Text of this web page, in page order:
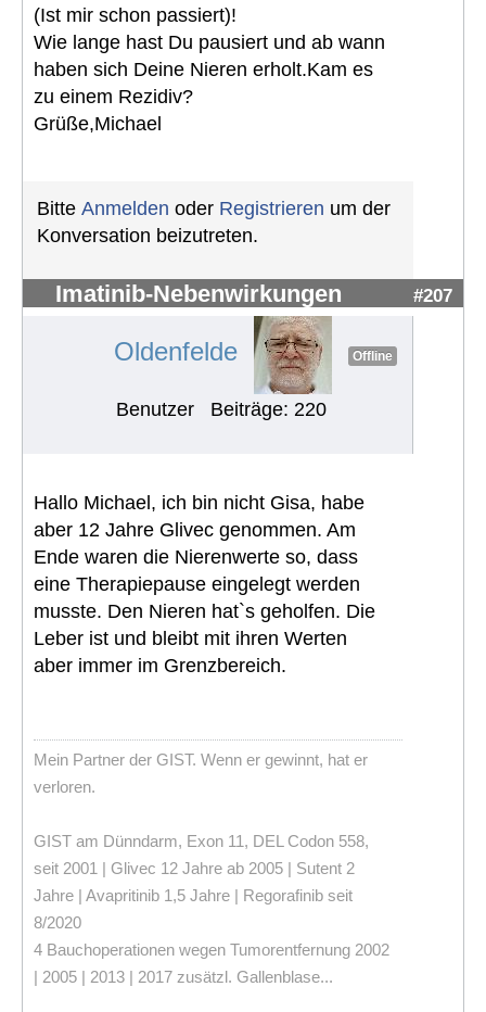
(Ist mir schon passiert)!
Wie lange hast Du pausiert und ab wann
haben sich Deine Nieren erholt.Kam es
zu einem Rezidiv?
Grüße,Michael
Bitte Anmelden oder Registrieren um der
Konversation beizutreten.
Imatinib-Nebenwirkungen #207
Oldenfelde Offline
Benutzer Beiträge: 220
Hallo Michael, ich bin nicht Gisa, habe
aber 12 Jahre Glivec genommen. Am
Ende waren die Nierenwerte so, dass
eine Therapiepause eingelegt werden
musste. Den Nieren hat`s geholfen. Die
Leber ist und bleibt mit ihren Werten
aber immer im Grenzbereich.
Mein Partner der GIST. Wenn er gewinnt, hat er
verloren.
GIST am Dünndarm, Exon 11, DEL Codon 558,
seit 2001 | Glivec 12 Jahre ab 2005 | Sutent 2
Jahre | Avapritinib 1,5 Jahre | Regorafinib seit
8/2020
4 Bauchoperationen wegen Tumorentfernung 2002
| 2005 | 2013 | 2017 zusätzl. Gallenblase...